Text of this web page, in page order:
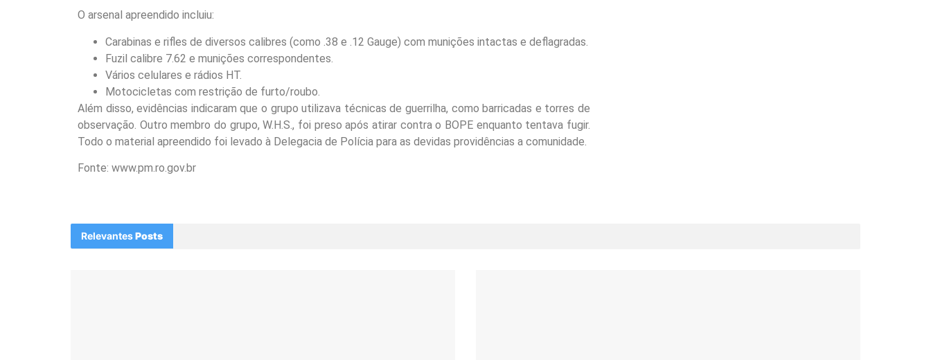
O arsenal apreendido incluiu:
Carabinas e rifles de diversos calibres (como .38 e .12 Gauge) com munições intactas e deflagradas.
Fuzil calibre 7.62 e munições correspondentes.
Vários celulares e rádios HT.
Motocicletas com restrição de furto/roubo.
Além disso, evidências indicaram que o grupo utilizava técnicas de guerrilha, como barricadas e torres de
observação. Outro membro do grupo, W.H.S., foi preso após atirar contra o BOPE enquanto tentava fugir.
Todo o material apreendido foi levado à Delegacia de Polícia para as devidas providências a comunidade.
Fonte: www.pm.ro.gov.br
RelevantesPosts